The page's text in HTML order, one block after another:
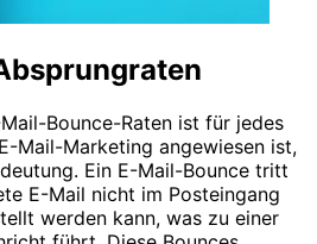
Bounce-Raten ist für jedes
Mail-Marketing angewiesen ist,
Ein E-Mail-Bounce tritt
E-Mail nicht im Posteingang
werden kann, was zu einer